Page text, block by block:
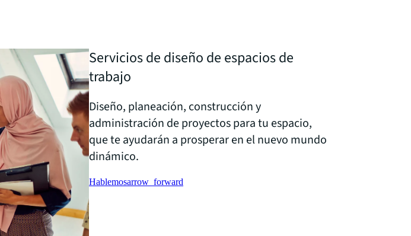
Servicios de diseño de espacios de
trabajo
Diseño, planeación, construcción y
administración de proyectos para tu espacio,
que te ayudarán a prosperar en el nuevo mundo
dinámico.
Hablemosarrow_forward